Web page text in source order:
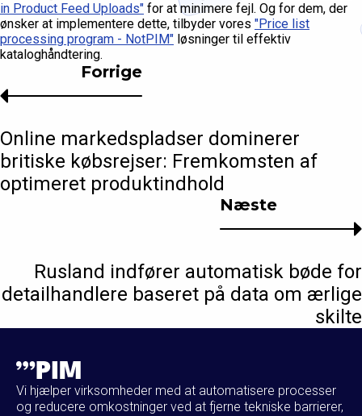
in Product Feed Uploads" for at minimere fejl. Og for dem, der
ønsker at implementere dette, tilbyder vores "Price list
processing program - NotPIM" løsninger til effektiv
kataloghåndtering.
Næste
Rusland indfører automatisk bøde for
detailhandlere baseret på data om ærlige
skilte
Forrige
Online markedspladser dominerer
britiske købsrejser: Fremkomsten af
optimeret produktindhold
Vi hjælper virksomheder med at automatisere processer
og reducere omkostninger ved at fjerne tekniske barrierer,